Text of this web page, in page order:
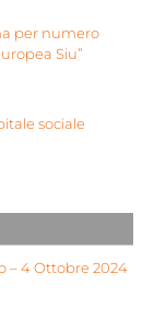
per numero
Siu”
sociale
– 4 Ottobre 2024